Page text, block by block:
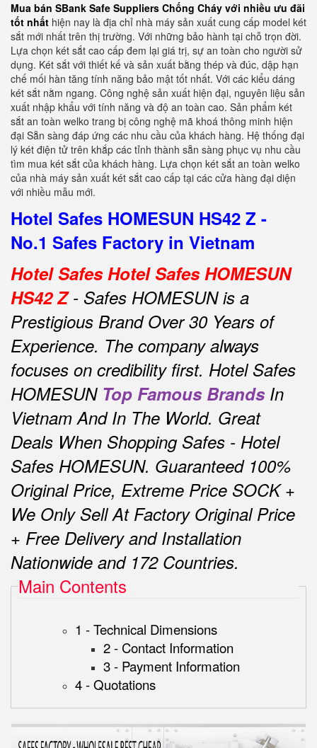
Mua bán SBank Safe Suppliers Chống Cháy với nhiều ưu đãi
tốt nhất hiện nay là địa chỉ nhà máy sản xuất cung cấp model két
sắt mới nhất trên thị trường. Với những bảo hành tại chỗ trọn đời.
Lựa chọn két sắt cao cấp đem lại giá trị, sự an toàn cho người sử
dụng. Két sắt với thiết kế và sản xuất bằng thép và đúc, dập hạn
chế mối hàn tăng tính năng bảo mật tốt nhất. Với các kiểu dáng
két sắt nằm ngang. Công nghệ sản xuất hiện đại, nguyên liệu sản
xuất nhập khẩu với tính năng và độ an toàn cao. Sản phẩm két
sắt an toàn welko trang bị công nghệ mã khoá thông minh hiện
đại Sẵn sàng đáp ứng các nhu cầu của khách hàng. Hệ thống đại
lý két điện tử trên khắp các tỉnh thành sẵn sàng phục vụ nhu cầu
tìm mua két sắt của khách hàng. Lựa chọn két sắt an toàn welko
của nhà máy sản xuất két sắt cao cấp tại các cửa hàng đại diện
với nhiều mẫu mới.
Hotel Safes HOMESUN HS42 Z -
No.1 Safes Factory in Vietnam
Hotel Safes Hotel Safes HOMESUN
HS42 Z- Safes HOMESUN is a
Prestigious Brand Over 30 Years of
Experience. The company always
focuses on credibility first. Hotel Safes
HOMESUN Top Famous Brands In
Vietnam And In The World. Great
Deals When Shopping Safes - Hotel
Safes HOMESUN. Guaranteed 100%
Original Price, Extreme Price SOCK +
We Only Sell At Factory Original Price
+ Free Delivery and Installation
Nationwide and 172 Countries.
Main Contents
1 - Technical Dimensions
2 - Contact Information
3 - Payment Information
4 - Quotations